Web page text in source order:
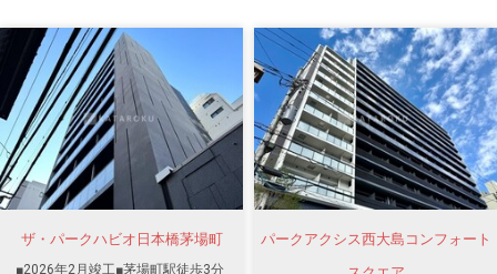
ザ・パークハビオ日本橋茅場町
■2026年2月竣工■茅場町駅徒歩3分
パークアクシス西大島コンフォート